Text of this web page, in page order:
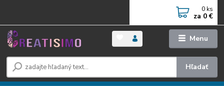
Menu
Hľadať
0 ks
za 0 €